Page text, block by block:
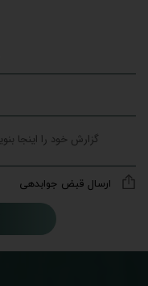
ارسال قبض جوابدهی